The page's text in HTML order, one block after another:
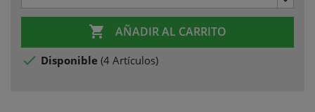
 AÑADIR AL CARRITO
 Disponible (4 Artículos)